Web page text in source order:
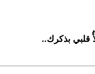
قلبي بذكرك..